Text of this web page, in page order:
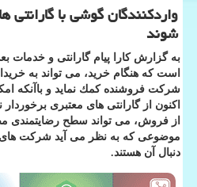
واردكنندگان گوشی با گارانتی
شوند
به گزارش كارا پیام گارانتی و خدمات
است كه هنگام خرید، می تواند به
شركت فروشنده كمك نماید و باآنكه
اكنون از گارانتی های معتبری
از فروش، می تواند سطح رضایتمندی
موضوعی كه به نظر می آید شركت های
دنبال آن هستند.